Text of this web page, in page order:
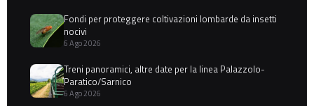
Fondi per proteggere coltivazioni lombarde da insetti
nocivi
6 Ago 2026
Treni panoramici, altre date per la linea Palazzolo-
Paratico/Sarnico
6 Ago 2026